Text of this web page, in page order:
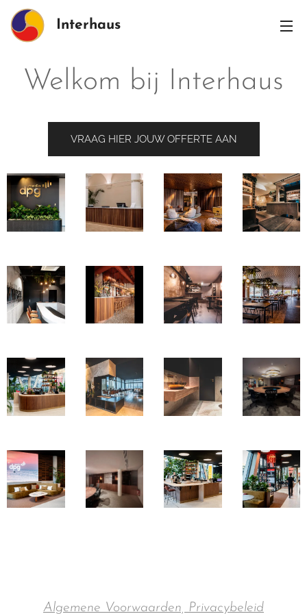
Interhaus
Welkom bij Interhaus
VRAAG HIER JOUW OFFERTE AAN
Algemene Voorwaarden, Privacybeleid